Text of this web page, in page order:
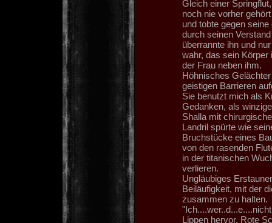
Gleich einer
noch nie vorher
und tobte gegen
durch seinen
überrannte ihn und
wahr, das sein Körper
der Frau neben ihm.
Höhnisches
geistigen Barrieren
Sie benutzt mich als
Gedanken, als
Shalla mit
Landril spürte wie
Bruchstücke eines
von den rasenden
in der titanischen
verlieren.
Ungläubiges
Beiläufigkeit, mit der
zusammen zu halten.
Lippen hervor. Rote